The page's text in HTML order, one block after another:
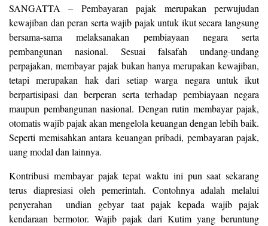
SANGATTA – Pembayaran pajak merupakan perwujudan
kewajiban dan peran serta wajib pajak untuk ikut secara langsung
bersama-sama melaksanakan pembiayaan negara serta
pembangunan nasional. Sesuai falsafah undang-undang
perpajakan, membayar pajak bukan hanya merupakan kewajiban,
tetapi merupakan hak dari setiap warga negara untuk ikut
berpartisipasi dan berperan serta terhadap pembiayaan negara
maupun pembangunan nasional. Dengan rutin membayar pajak,
otomatis wajib pajak akan mengelola keuangan dengan lebih baik.
Seperti memisahkan antara keuangan pribadi, pembayaran pajak,
uang modal dan lainnya.
Kontribusi membayar pajak tepat waktu ini pun saat sekarang
terus diapresiasi oleh pemerintah. Contohnya adalah melalui
penyerahan undian gebyar taat pajak kepada wajib pajak
kendaraan bermotor. Wajib pajak dari Kutim yang beruntung